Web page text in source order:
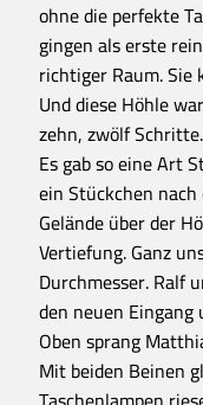
ohne die perfekte
gingen als erste
richtiger Raum.
Und diese Höhle
zehn, zwölf
Es gab so eine Art
ein Stückchen
Gelände über der
Vertiefung. Ganz
Durchmesser. Ralf
den neuen
Oben sprang
Mit beiden Beinen